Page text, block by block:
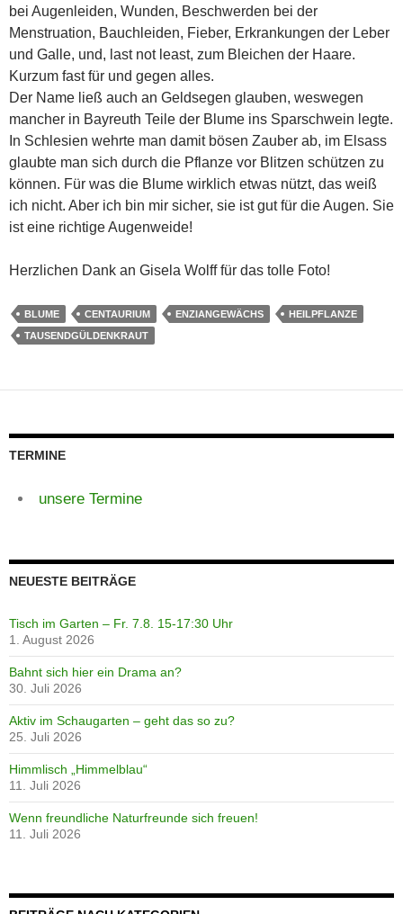
bei Augenleiden, Wunden, Beschwerden bei der
Menstruation, Bauchleiden, Fieber, Erkrankungen der Leber
und Galle, und, last not least, zum Bleichen der Haare.
Kurzum fast für und gegen alles.
Der Name ließ auch an Geldsegen glauben, weswegen
mancher in Bayreuth Teile der Blume ins Sparschwein legte.
In Schlesien wehrte man damit bösen Zauber ab, im Elsass
glaubte man sich durch die Pflanze vor Blitzen schützen zu
können. Für was die Blume wirklich etwas nützt, das weiß
ich nicht. Aber ich bin mir sicher, sie ist gut für die Augen. Sie
ist eine richtige Augenweide!
Herzlichen Dank an Gisela Wolff für das tolle Foto!
BLUME CENTAURIUM ENZIANGEWÄCHS
HEILPFLANZE
TAUSENDGÜLDENKRAUT
TERMINE
unsere Termine
NEUESTE BEITRÄGE
Tisch im Garten – Fr. 7.8. 15-17:30 Uhr
1. August 2026
Bahnt sich hier ein Drama an?
30. Juli 2026
Aktiv im Schaugarten – geht das so zu?
25. Juli 2026
Himmlisch „Himmelblau“
11. Juli 2026
Wenn freundliche Naturfreunde sich freuen!
11. Juli 2026